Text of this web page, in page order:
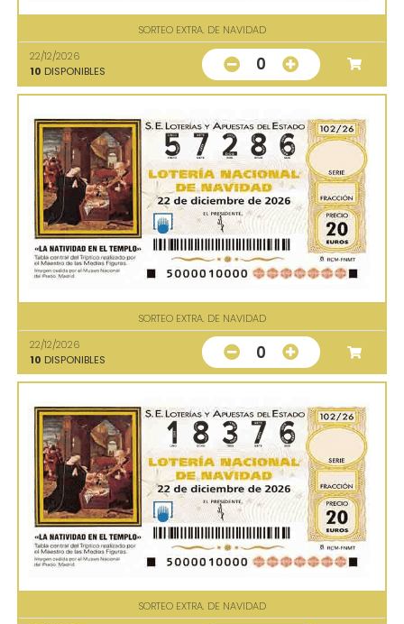
SORTEO EXTRA. DE NAVIDAD
22/12/2026
10 DISPONIBLES 0
SORTEO EXTRA. DE NAVIDAD
22/12/2026
10 DISPONIBLES 0
SORTEO EXTRA. DE NAVIDAD